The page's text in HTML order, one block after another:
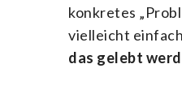
konkretes
vielleicht
das gelebt